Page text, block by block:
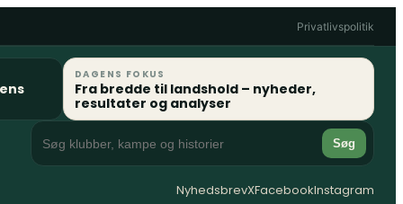
Privatlivspolitik
DAGENS FOKUS
Fra bredde til landshold – nyheder,
resultater og analyser
Søg
NyhedsbrevXFacebookInstagram